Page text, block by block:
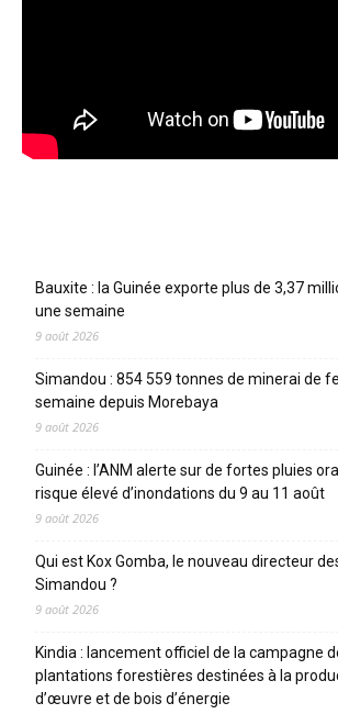
Bauxite : la Guinée exporte plus de 3,37
une semaine
9 août 2026
Simandou : 854 559 tonnes de minerai de
semaine depuis Morebaya
9 août 2026
Guinée : l’ANM alerte sur de fortes pluies
risque élevé d’inondations du 9 au 11 août
9 août 2026
Qui est Kox Gomba, le nouveau directeur
Simandou ?
9 août 2026
Kindia : lancement officiel de la campagne
plantations forestières destinées à la
d’œuvre et de bois d’énergie